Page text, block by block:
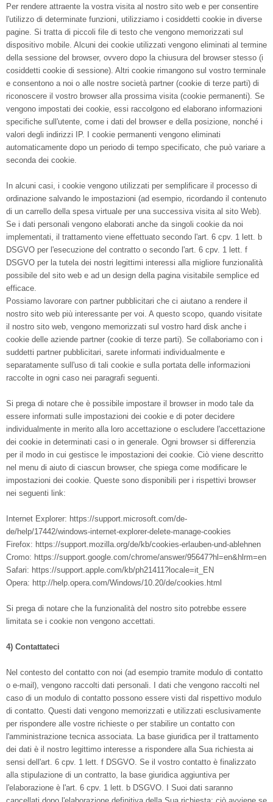
Per rendere attraente la vostra visita al nostro sito web e per consentire
l'utilizzo di determinate funzioni, utilizziamo i cosiddetti cookie in diverse
pagine. Si tratta di piccoli file di testo che vengono memorizzati sul
dispositivo mobile. Alcuni dei cookie utilizzati vengono eliminati al termine
della sessione del browser, ovvero dopo la chiusura del browser stesso (i
cosiddetti cookie di sessione). Altri cookie rimangono sul vostro terminale
e consentono a noi o alle nostre società partner (cookie di terze parti) di
riconoscere il vostro browser alla prossima visita (cookie permanenti). Se
vengono impostati dei cookie, essi raccolgono ed elaborano informazioni
specifiche sull'utente, come i dati del browser e della posizione, nonché i
valori degli indirizzi IP. I cookie permanenti vengono eliminati
automaticamente dopo un periodo di tempo specificato, che può variare a
seconda dei cookie.
In alcuni casi, i cookie vengono utilizzati per semplificare il processo di
ordinazione salvando le impostazioni (ad esempio, ricordando il contenuto
di un carrello della spesa virtuale per una successiva visita al sito Web).
Se i dati personali vengono elaborati anche da singoli cookie da noi
implementati, il trattamento viene effettuato secondo l'art. 6 cpv. 1 lett. b
DSGVO per l'esecuzione del contratto o secondo l'art. 6 cpv. 1 lett. f
DSGVO per la tutela dei nostri legittimi interessi alla migliore funzionalità
possibile del sito web e ad un design della pagina visitabile semplice ed
efficace.
Possiamo lavorare con partner pubblicitari che ci aiutano a rendere il
nostro sito web più interessante per voi. A questo scopo, quando visitate
il nostro sito web, vengono memorizzati sul vostro hard disk anche i
cookie delle aziende partner (cookie di terze parti). Se collaboriamo con i
suddetti partner pubblicitari, sarete informati individualmente e
separatamente sull'uso di tali cookie e sulla portata delle informazioni
raccolte in ogni caso nei paragrafi seguenti.
Si prega di notare che è possibile impostare il browser in modo tale da
essere informati sulle impostazioni dei cookie e di poter decidere
individualmente in merito alla loro accettazione o escludere l'accettazione
dei cookie in determinati casi o in generale. Ogni browser si differenzia
per il modo in cui gestisce le impostazioni dei cookie. Ciò viene descritto
nel menu di aiuto di ciascun browser, che spiega come modificare le
impostazioni dei cookie. Queste sono disponibili per i rispettivi browser
nei seguenti link:
Internet Explorer: https://support.microsoft.com/de-
de/help/17442/windows-internet-explorer-delete-manage-cookies
Firefox: https://support.mozilla.org/de/kb/cookies-erlauben-und-ablehnen
Cromo: https://support.google.com/chrome/answer/95647?hl=en&hlrm=en
Safari: https://support.apple.com/kb/ph21411?locale=it_EN
Opera: http://help.opera.com/Windows/10.20/de/cookies.html
Si prega di notare che la funzionalità del nostro sito potrebbe essere
limitata se i cookie non vengono accettati.
4) Contattateci
Nel contesto del contatto con noi (ad esempio tramite modulo di contatto
o e-mail), vengono raccolti dati personali. I dati che vengono raccolti nel
caso di un modulo di contatto possono essere visti dal rispettivo modulo
di contatto. Questi dati vengono memorizzati e utilizzati esclusivamente
per rispondere alle vostre richieste o per stabilire un contatto con
l'amministrazione tecnica associata. La base giuridica per il trattamento
dei dati è il nostro legittimo interesse a rispondere alla Sua richiesta ai
sensi dell'art. 6 cpv. 1 lett. f DSGVO. Se il vostro contatto è finalizzato
alla stipulazione di un contratto, la base giuridica aggiuntiva per
l'elaborazione è l'art. 6 cpv. 1 lett. b DSGVO. I Suoi dati saranno